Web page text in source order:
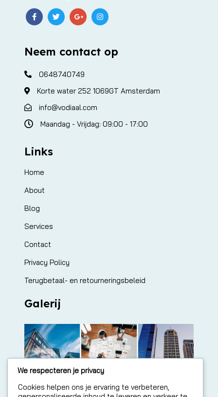
Neem contact op
0648740749
Korte water 252 1069GT Amsterdam
info@vodiaal.com
Maandag - Vrijdag: 09:00 - 17:00
Links
Home
About
Blog
Services
Contact
Privacy Policy
Terugbetaal- en retourneringsbeleid
Galerij
We respecteren je privacy
Cookies helpen ons je ervaring te verbeteren,